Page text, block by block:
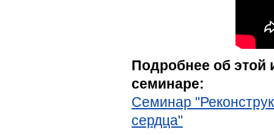
Подробнее об этой
семинаре:
Семинар
сердца"